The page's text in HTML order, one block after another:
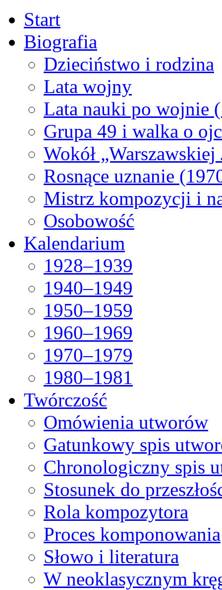
Start
Biografia
Dzieciństwo i rodzina
Lata wojny
Lata nauki po wojnie
Grupa 49 i walka o
Wokół
Rosnące uznanie
Mistrz kompozycji i
Osobowość
Kalendarium
1928–1939
1940–1949
1950–1959
1960–1969
1970–1979
1980–1981
Twórczość
Omówienia utworów
Gatunkowy spis
Chronologiczny spis
Stosunek do
Rola kompozytora
Proces komponowania
Słowo i literatura
W neoklasycznym